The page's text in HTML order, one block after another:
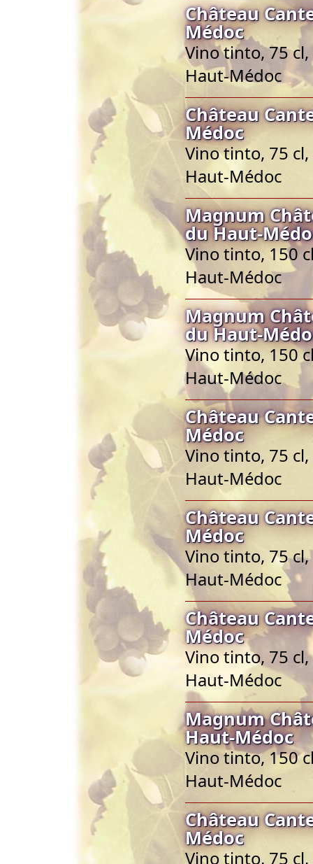
Château
Médoc
Vino tinto, 75
Haut-Médoc
Château
Médoc
Vino tinto, 75
Haut-Médoc
Magnum
du Haut-
Vino tinto, 150
Haut-Médoc
Magnum
du Haut-
Vino tinto, 150
Haut-Médoc
Château
Médoc
Vino tinto, 75
Haut-Médoc
Château
Médoc
Vino tinto, 75
Haut-Médoc
Château
Médoc
Vino tinto, 75
Haut-Médoc
Magnum
Haut-Médoc
Vino tinto, 150
Haut-Médoc
Château
Médoc
Vino tinto, 75